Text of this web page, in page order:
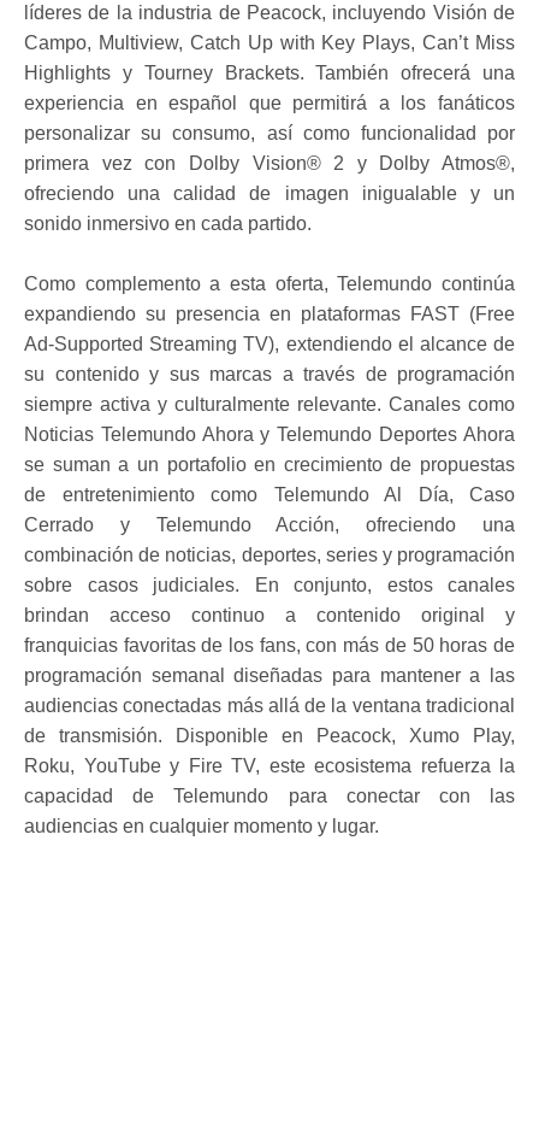
líderes de la industria de Peacock, incluyendo Visión de
Campo, Multiview, Catch Up with Key Plays, Can’t Miss
Highlights y Tourney Brackets. También ofrecerá una
experiencia en español que permitirá a los fanáticos
personalizar su consumo, así como funcionalidad por
primera vez con Dolby Vision® 2 y Dolby Atmos®,
ofreciendo una calidad de imagen inigualable y un
sonido inmersivo en cada partido.
Como complemento a esta oferta, Telemundo continúa
expandiendo su presencia en plataformas FAST (Free
Ad-Supported Streaming TV), extendiendo el alcance de
su contenido y sus marcas a través de programación
siempre activa y culturalmente relevante. Canales como
Noticias Telemundo Ahora y Telemundo Deportes Ahora
se suman a un portafolio en crecimiento de propuestas
de entretenimiento como Telemundo Al Día, Caso
Cerrado y Telemundo Acción, ofreciendo una
combinación de noticias, deportes, series y programación
sobre casos judiciales. En conjunto, estos canales
brindan acceso continuo a contenido original y
franquicias favoritas de los fans, con más de 50 horas de
programación semanal diseñadas para mantener a las
audiencias conectadas más allá de la ventana tradicional
de transmisión. Disponible en Peacock, Xumo Play,
Roku, YouTube y Fire TV, este ecosistema refuerza la
capacidad de Telemundo para conectar con las
audiencias en cualquier momento y lugar.